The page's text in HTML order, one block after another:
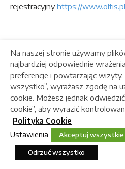
rejestracyjnyhttps://
SIEDZIBA
OLTIS Polska Sp. z o. o.
ul. Króla Kazimierza Wielkiego 21
32-300 Olkusz
KONTAKT
Na naszej stronie używamy
najbardziej odpowiednie
preferencje i powtarzając wizyty.
wszystko”, wyrażasz zgodę na
cookie. Możesz jednak
cookie”, aby wyrazić
Polityka Cookie
Ustawienia Akceptuj wszystkie
Odrzuć wszystko